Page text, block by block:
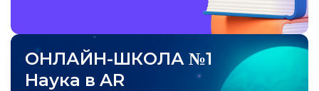
ОНЛАЙН-ШКОЛА №1
Наука в AR